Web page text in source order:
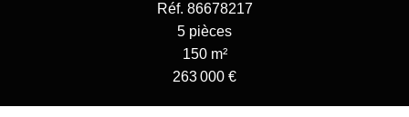
Réf. 86678217
5 pièces
150 m²
263 000 €